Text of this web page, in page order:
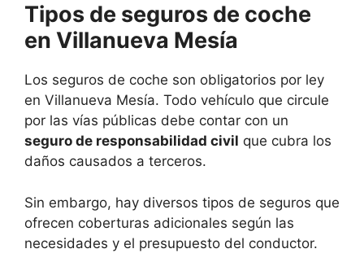
Tipos de seguros de coche
en Villanueva Mesía
Los seguros de coche son obligatorios por ley
en Villanueva Mesía. Todo vehículo que circule
por las vías públicas debe contar con un
seguro de responsabilidad civil que cubra los
daños causados a terceros.
Sin embargo, hay diversos tipos de seguros que
ofrecen coberturas adicionales según las
necesidades y el presupuesto del conductor.